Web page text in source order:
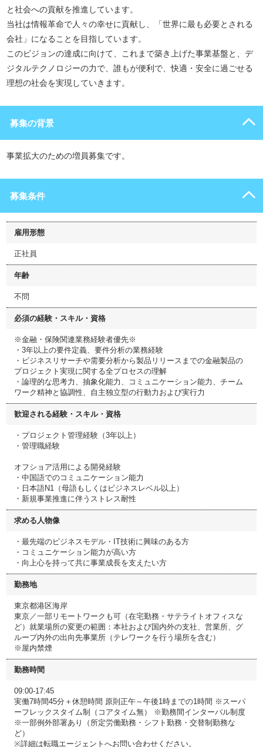
と社会への貢献を推進しています。
当社は情報革命で人々の幸せに貢献し、「世界に最も必要とされる
会社」になることを目指しています。
このビジョンの達成に向けて、これまで築き上げた事業基盤と、デ
ジタルテクノロジーの力で、誰もが便利で、快適・安全に過ごせる
理想の社会を実現していきます。
募集の背景
事業拡大のための増員募集です。
募集条件
雇用形態
正社員
年齢
不問
必須の経験・スキル・資格
※金融・保険関連業務経験者優先※
・3年以上の要件定義、要件分析の業務経験
・ビジネスリサーチや需要分析から製品リリースまでの金融製品の
プロジェクト実現に関する全プロセスの理解
・論理的な思考力、抽象化能力、コミュニケーション能力、チーム
ワーク精神と協調性、自主独立型の行動力および実行力
歓迎される経験・スキル・資格
・プロジェクト管理経験（3年以上）
・管理職経験
オフショア活用による開発経験
・中国語でのコミュニケーション能力
・日本語N1（母語もしくはビジネスレベル以上）
・新規事業推進に伴うストレス耐性
求める人物像
・最先端のビジネスモデル・IT技術に興味のある方
・コミュニケーション能力が高い方
・向上心を持って共に事業成長を支えたい方
勤務地
東京都港区海岸
東京／一部リモートワークも可（在宅勤務・サテライトオフィスな
ど）就業場所の変更の範囲：本社および国内外の支社、営業所、グ
ループ内外の出向先事業所（テレワークを行う場所を含む）
※屋内禁煙
勤務時間
09:00-17:45
実働7時間45分＋休憩時間 原則正午～午後1時までの1時間 ※スーパ
ーフレックスタイム制（コアタイム無） ※勤務間インターバル制度
※一部例外部署あり（所定労働勤務・シフト勤務・交替制勤務な
ど）
※詳細は転職エージェントへお問い合わせください。